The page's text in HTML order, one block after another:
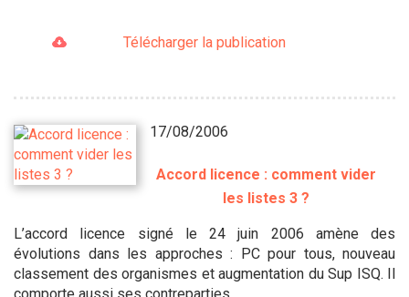
Télécharger la publication
17/08/2006
Accord licence : comment vider
les listes 3 ?
L’accord licence signé le 24 juin 2006 amène des
évolutions dans les approches : PC pour tous, nouveau
classement des organismes et augmentation du Sup ISQ. Il